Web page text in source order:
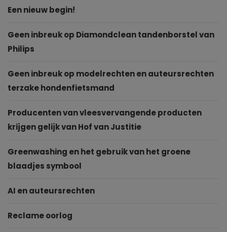
Een nieuw begin!
Geen inbreuk op Diamondclean tandenborstel van
Philips
Geen inbreuk op modelrechten en auteursrechten
terzake hondenfietsmand
Producenten van vleesvervangende producten
krijgen gelijk van Hof van Justitie
Greenwashing en het gebruik van het groene
blaadjes symbool
AI en auteursrechten
Reclame oorlog